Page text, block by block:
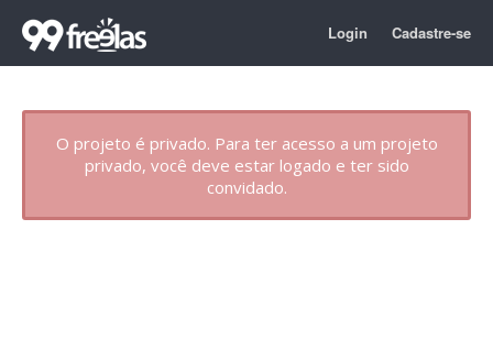
Login Cadastre-se
O projeto é privado. Para ter acesso a um projeto
privado, você deve estar logado e ter sido
convidado.